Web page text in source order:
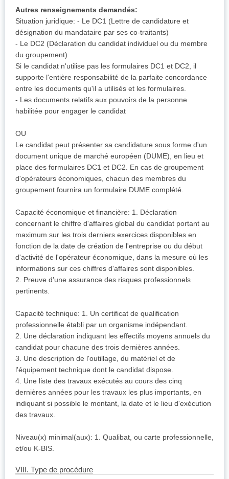
Autres renseignements demandés:
Situation juridique: - Le DC1 (Lettre de candidature et
désignation du mandataire par ses co-traitants)
- Le DC2 (Déclaration du candidat individuel ou du membre
du groupement)
Si le candidat n'utilise pas les formulaires DC1 et DC2, il
supporte l'entière responsabilité de la parfaite concordance
entre les documents qu'il a utilisés et les formulaires.
- Les documents relatifs aux pouvoirs de la personne
habilitée pour engager le candidat
OU
Le candidat peut présenter sa candidature sous forme d'un
document unique de marché européen (DUME), en lieu et
place des formulaires DC1 et DC2. En cas de groupement
d'opérateurs économiques, chacun des membres du
groupement fournira un formulaire DUME complété.
Capacité économique et financière: 1. Déclaration
concernant le chiffre d'affaires global du candidat portant au
maximum sur les trois derniers exercices disponibles en
fonction de la date de création de l'entreprise ou du début
d'activité de l'opérateur économique, dans la mesure où les
informations sur ces chiffres d'affaires sont disponibles.
2. Preuve d'une assurance des risques professionnels
pertinents.
Capacité technique: 1. Un certificat de qualification
professionnelle établi par un organisme indépendant.
2. Une déclaration indiquant les effectifs moyens annuels du
candidat pour chacune des trois dernières années.
3. Une description de l'outillage, du matériel et de
l'équipement technique dont le candidat dispose.
4. Une liste des travaux exécutés au cours des cinq
dernières années pour les travaux les plus importants, en
indiquant si possible le montant, la date et le lieu d'exécution
des travaux.
Niveau(x) minimal(aux): 1. Qualibat, ou carte professionnelle,
et/ou K-BIS.
VIII. Type de procédure